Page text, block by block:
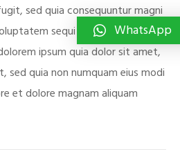
sed quia consequuntur magni
sequi nesciunt. Neque
ipsum quia dolor sit amet,
sed quia non numquam eius modi
et dolore magnam aliquam
WhatsApp